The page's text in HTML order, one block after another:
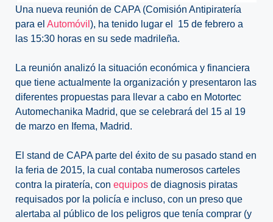
Una nueva reunión de CAPA (Comisión Antipiratería
para el Automóvil ), ha tenido lugar el 15 de febrero a
las 15:30 horas en su sede madrileña.
La reunión analizó la situación económica y financiera
que tiene actualmente la organización y presentaron las
diferentes propuestas para llevar a cabo en Motortec
Automechanika Madrid, que se celebrará del 15 al 19
de marzo en Ifema, Madrid.
El stand de CAPA parte del éxito de su pasado stand en
la feria de 2015, la cual contaba numerosos carteles
contra la piratería, con equipos de diagnosis piratas
requisados por la policía e incluso, con un preso que
alertaba al público de los peligros que tenía comprar (y